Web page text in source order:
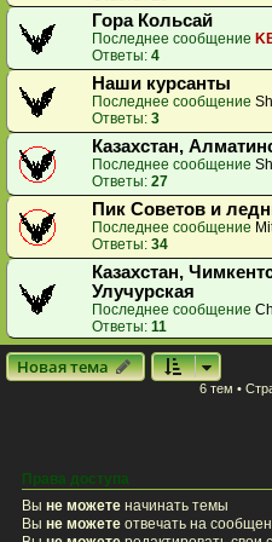
Гора Кольсай
Последнее сообщение
Ответы: 4
Наши курсанты
Последнее сообщение
Ответы: 3
Казахстан,
Последнее сообщение
Ответы: 27
Пик Советов и
Последнее сообщение
Ответы: 34
Казахстан,
Улучурская
Последнее сообщение
Ответы: 11
Новая тема
6 тем •
Права доступа
Вы не можете начинать темы
Вы не можете отвечать на